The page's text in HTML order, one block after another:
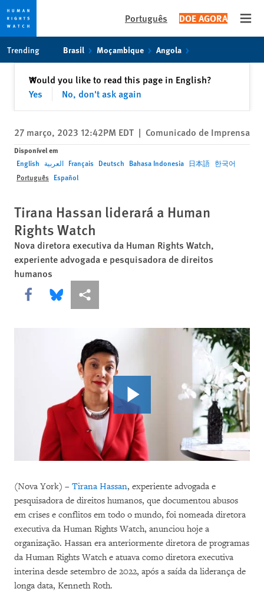
content
Português DOE AGORA
Trending Brasil Moçambique Angola
Would you like to read this page in English?
Yes
No, don't ask again
✕Fechar
27 março, 2023 12:42PM EDT | Comunicado de Imprensa
Disponível em
English العربية Français Deutsch Bahasa Indonesia 日本語 한국어
Português Español
Tirana Hassan liderará a Human
Rights Watch
Nova diretora executiva da Human Rights Watch,
experiente advogada e pesquisadora de direitos
humanos
Share this via Facebook
Share this via Bluesky
Share this via Compartilhar
(Nova York) – Tirana Hassan, experiente advogada e
pesquisadora de direitos humanos, que documentou abusos
em crises e conflitos em todo o mundo, foi nomeada diretora
executiva da Human Rights Watch, anunciou hoje a
organização. Hassan era anteriormente diretora de programas
da Human Rights Watch e atuava como diretora executiva
interina desde setembro de 2022, após a saída da liderança de
longa data, Kenneth Roth.